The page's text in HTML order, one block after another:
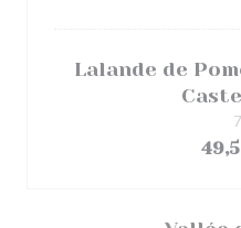
Lalande de